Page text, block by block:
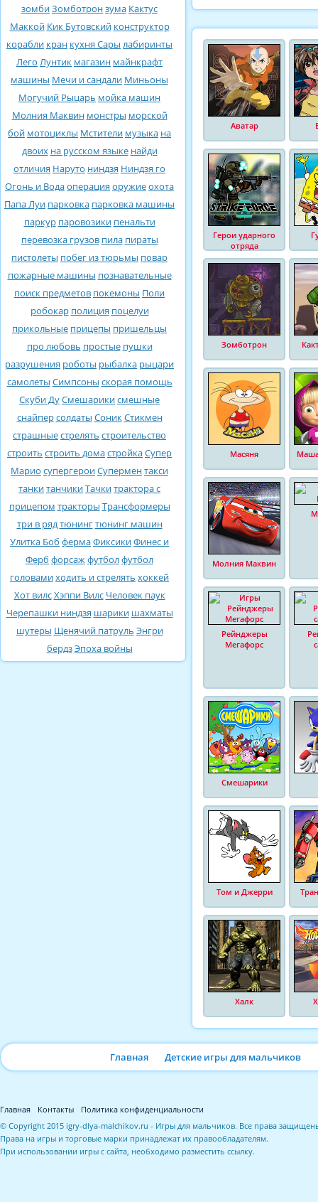
зомбиЗомботронзума Кактус
Маккой Кик Бутовский конструктор
корабли кран кухня Сары лабиринты
Лего Лунтик магазин майнкрафт
машины Мечи и сандали Миньоны
Могучий Рыцарь мойка машин
Молния Маквин монстры морской
бой мотоциклы Мстители музыка на
двоих на русском языке найди
отличия Наруто ниндзя Ниндзя го
Огонь и Водаоперация оружиеохота
Папа Луи парковка парковка машины
паркур паровозики пенальти
перевозка грузов пила пираты
пистолеты побег из тюрьмы повар
пожарные машины познавательные
поиск предметов покемоны Поли
робокар полиция поцелуи
прикольные прицепы пришельцы
про любовь простые пушки
разрушения роботы рыбалка рыцари
самолеты Симпсоны скорая помощь
Скуби ДуСмешарикисмешные
снайперсолдаты СоникСтикмен
страшныестрелять строительство
строить строить домастройкаСупер
Марио супергероиСуперментакси
танкитанчикиТачкитрактора с
прицепом тракторы Трансформеры
три в рядтюнингтюнинг машин
Улитка Боб фермаФиксикиФинес и
Ферб форсажфутболфутбол
головамиходить и стрелять хоккей
Хот вилсХэппи Вилс Человек паук
Черепашки ниндзя шарики шахматы
шутеры Щенячий патруль Энгри
бердзЭпоха войны
Аватар
Герои ударного
отряда
Зомботрон
Масяня
Молния Маквин
Рейнджеры
Мегафорс
Смешарики
Том и Джерри
Халк
Главная Детские игры для мальчиков
Главная Контакты
Политика конфиденциальности
© Copyright 2015 igry-dlya-malchikov.ru - Игры для мальчиков. Все права
Права на игры и торговые марки принадлежат их правообладателям.
При использовании игры с сайта, необходимо разместить ссылку.